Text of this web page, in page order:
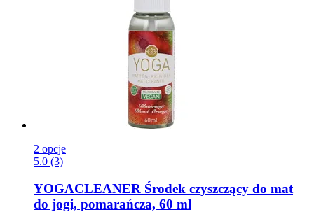
2 opcje
5.0 (3)
YOGACLEANER Środek czyszczący do mat
do jogi, pomarańcza, 60 ml